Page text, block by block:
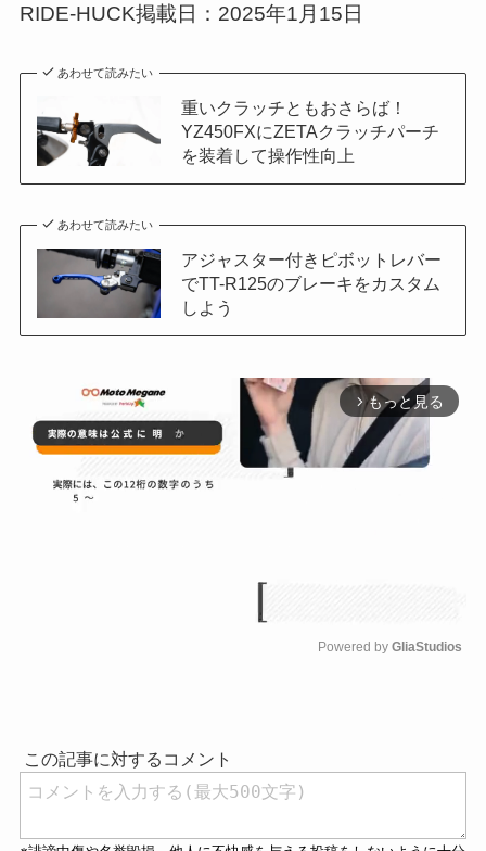
RIDE-HUCK掲載日：2025年1月15日
あわせて読みたい
重いクラッチともおさらば！
YZ450FXにZETAクラッチパーチ
を装着して操作性向上
あわせて読みたい
アジャスター付きピボットレバー
でTT-R125のブレーキをカスタム
しよう
arrow_forward_ios もっと見る
Powered by GliaStudios